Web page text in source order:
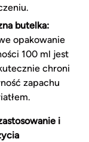
butelka:
opakowanie
100 ml jest
chroni
zapachu
i